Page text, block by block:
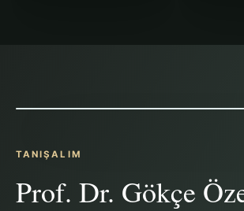
TANIŞALIM
Prof. Dr. Gökçe